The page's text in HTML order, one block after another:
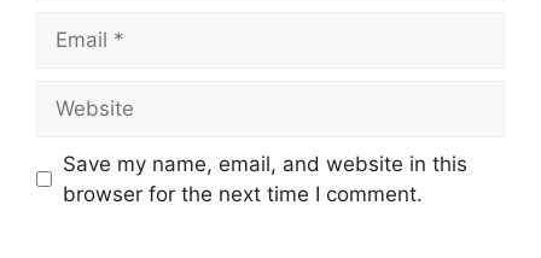
Save my name, email, and website in this
browser for the next time I comment.